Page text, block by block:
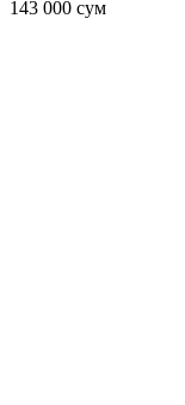
143 000 сум